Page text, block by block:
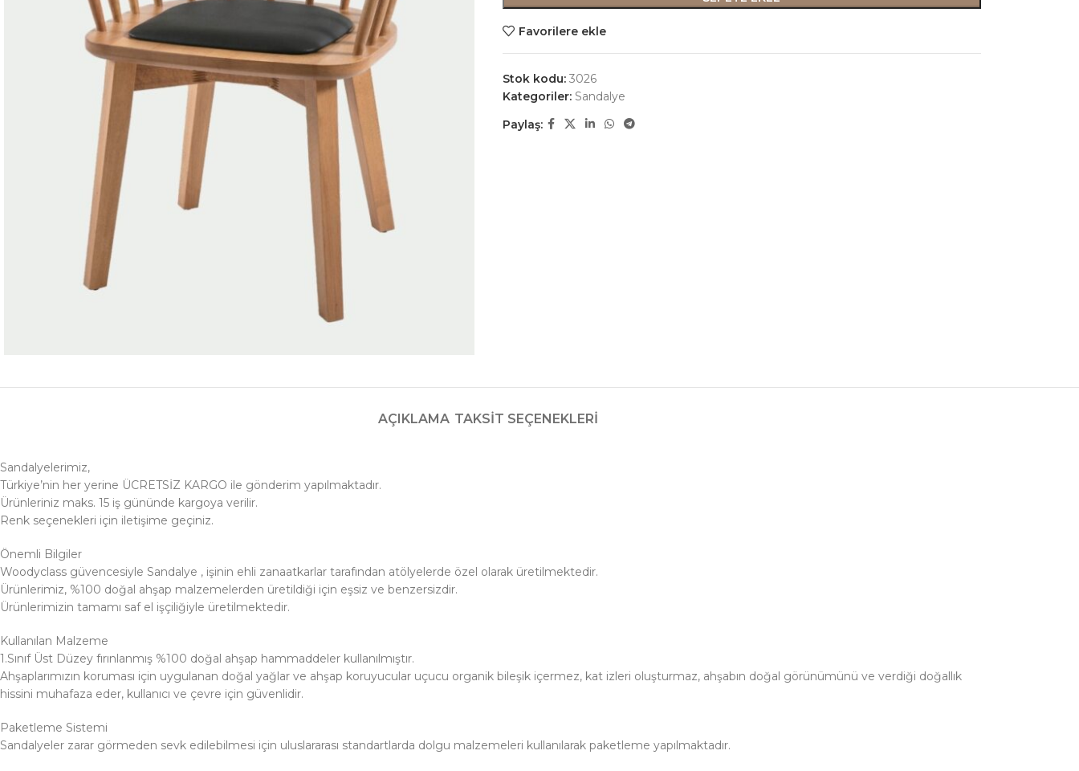
Favorilere ekle
Stok kodu: 3026
Kategoriler: Sandalye
Paylaş:
AÇIKLAMA TAKSIT SEÇENEKLERI
Sandalyelerimiz,
Türkiye’nin her yerine ÜCRETSİZ KARGO ile gönderim yapılmaktadır.
Ürünleriniz maks. 15 iş gününde kargoya verilir.
Renk seçenekleri için iletişime geçiniz.
Önemli Bilgiler
Woodyclass güvencesiyle Sandalye , işinin ehli zanaatkarlar tarafından atölyelerde özel olarak üretilmektedir.
Ürünlerimiz, %100 doğal ahşap malzemelerden üretildiği için eşsiz ve benzersizdir.
Ürünlerimizin tamamı saf el işçiliğiyle üretilmektedir.
Kullanılan Malzeme
1.Sınıf Üst Düzey fırınlanmış %100 doğal ahşap hammaddeler kullanılmıştır.
Ahşaplarımızın koruması için uygulanan doğal yağlar ve ahşap koruyucular uçucu organik bileşik içermez, kat izleri oluşturmaz, ahşabın doğal görünümünü ve verdiği doğallık
hissini muhafaza eder, kullanıcı ve çevre için güvenlidir.
Paketleme Sistemi
Sandalyeler zarar görmeden sevk edilebilmesi için uluslararası standartlarda dolgu malzemeleri kullanılarak paketleme yapılmaktadır.